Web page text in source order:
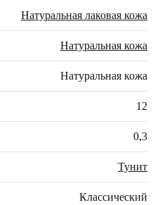
Натуральная лаковая кожа
Натуральная кожа
Натуральная кожа
12
0,3
Тунит
Классический